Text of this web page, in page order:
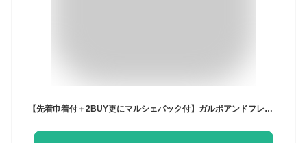
【先着巾着付＋2BUY更にマルシェバック付】ガルボアンドフレンズ ガーゼ おくるみ 退院 花柄 スワドル ブランケット 赤ちゃん ベビー 出産準備 出産祝い 寝冷え 北欧 コットン モスリン 綿100 110cm お昼寝ケット garbo&friends swaddle 無料ギフトBOX入